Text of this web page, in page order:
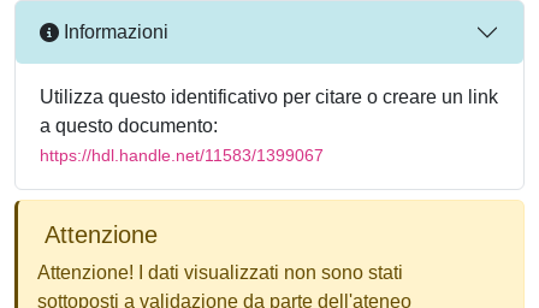
Informazioni
Utilizza questo identificativo per citare o creare un link
a questo documento:
https://hdl.handle.net/11583/1399067
Attenzione
Attenzione! I dati visualizzati non sono stati
sottoposti a validazione da parte dell'ateneo